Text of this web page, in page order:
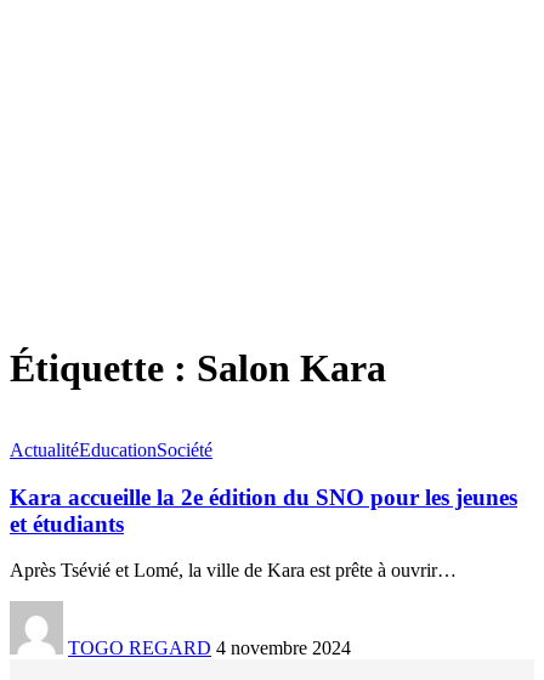
Étiquette : Salon Kara
ActualitéEducationSociété
Kara accueille la 2e édition du SNO pour les jeunes
et étudiants
Après Tsévié et Lomé, la ville de Kara est prête à ouvrir…
TOGO REGARD 4 novembre 2024